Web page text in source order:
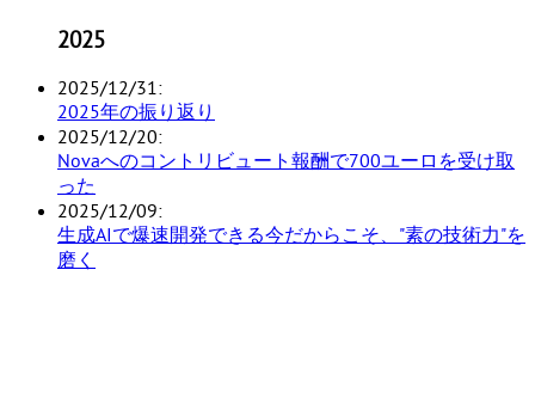
2025
2025/12/31
2025年の振り返り
2025/12/20
Novaへのコントリビュート報酬で700ユーロを受け取
った
2025/12/09
生成AIで爆速開発できる今だからこそ、"素の技術力"を
磨く